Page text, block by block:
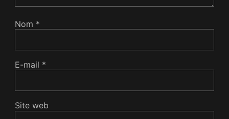
Nom *
E-mail *
Site web